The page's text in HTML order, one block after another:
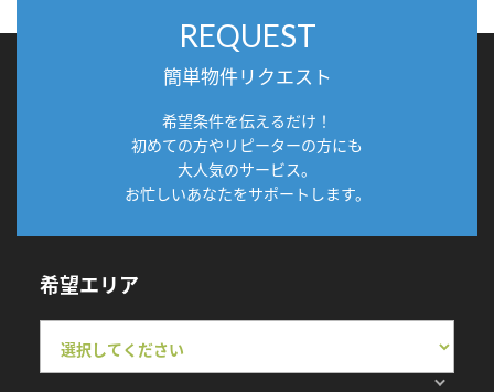
REQUEST
簡単物件リクエスト
希望条件を伝えるだけ！
初めての方やリピーターの方にも
大人気のサービス。
お忙しいあなたをサポートします。
希望エリア